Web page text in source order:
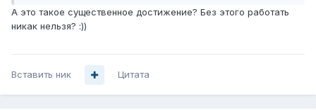
А это такое существенное достижение? Без этого работать
никак нельзя? :))
Вставить ник Цитата